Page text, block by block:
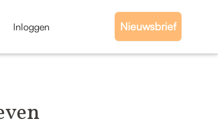
Inloggen Nieuwsbrief